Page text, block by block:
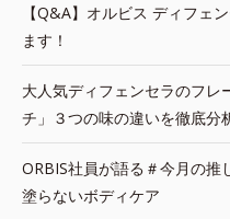
【Q&A】オルビス ディフェ
ます！
大人気ディフェンセラのフレ
チ」３つの味の違いを徹底分
ORBIS社員が語る＃今月の推
塗らないボディケア